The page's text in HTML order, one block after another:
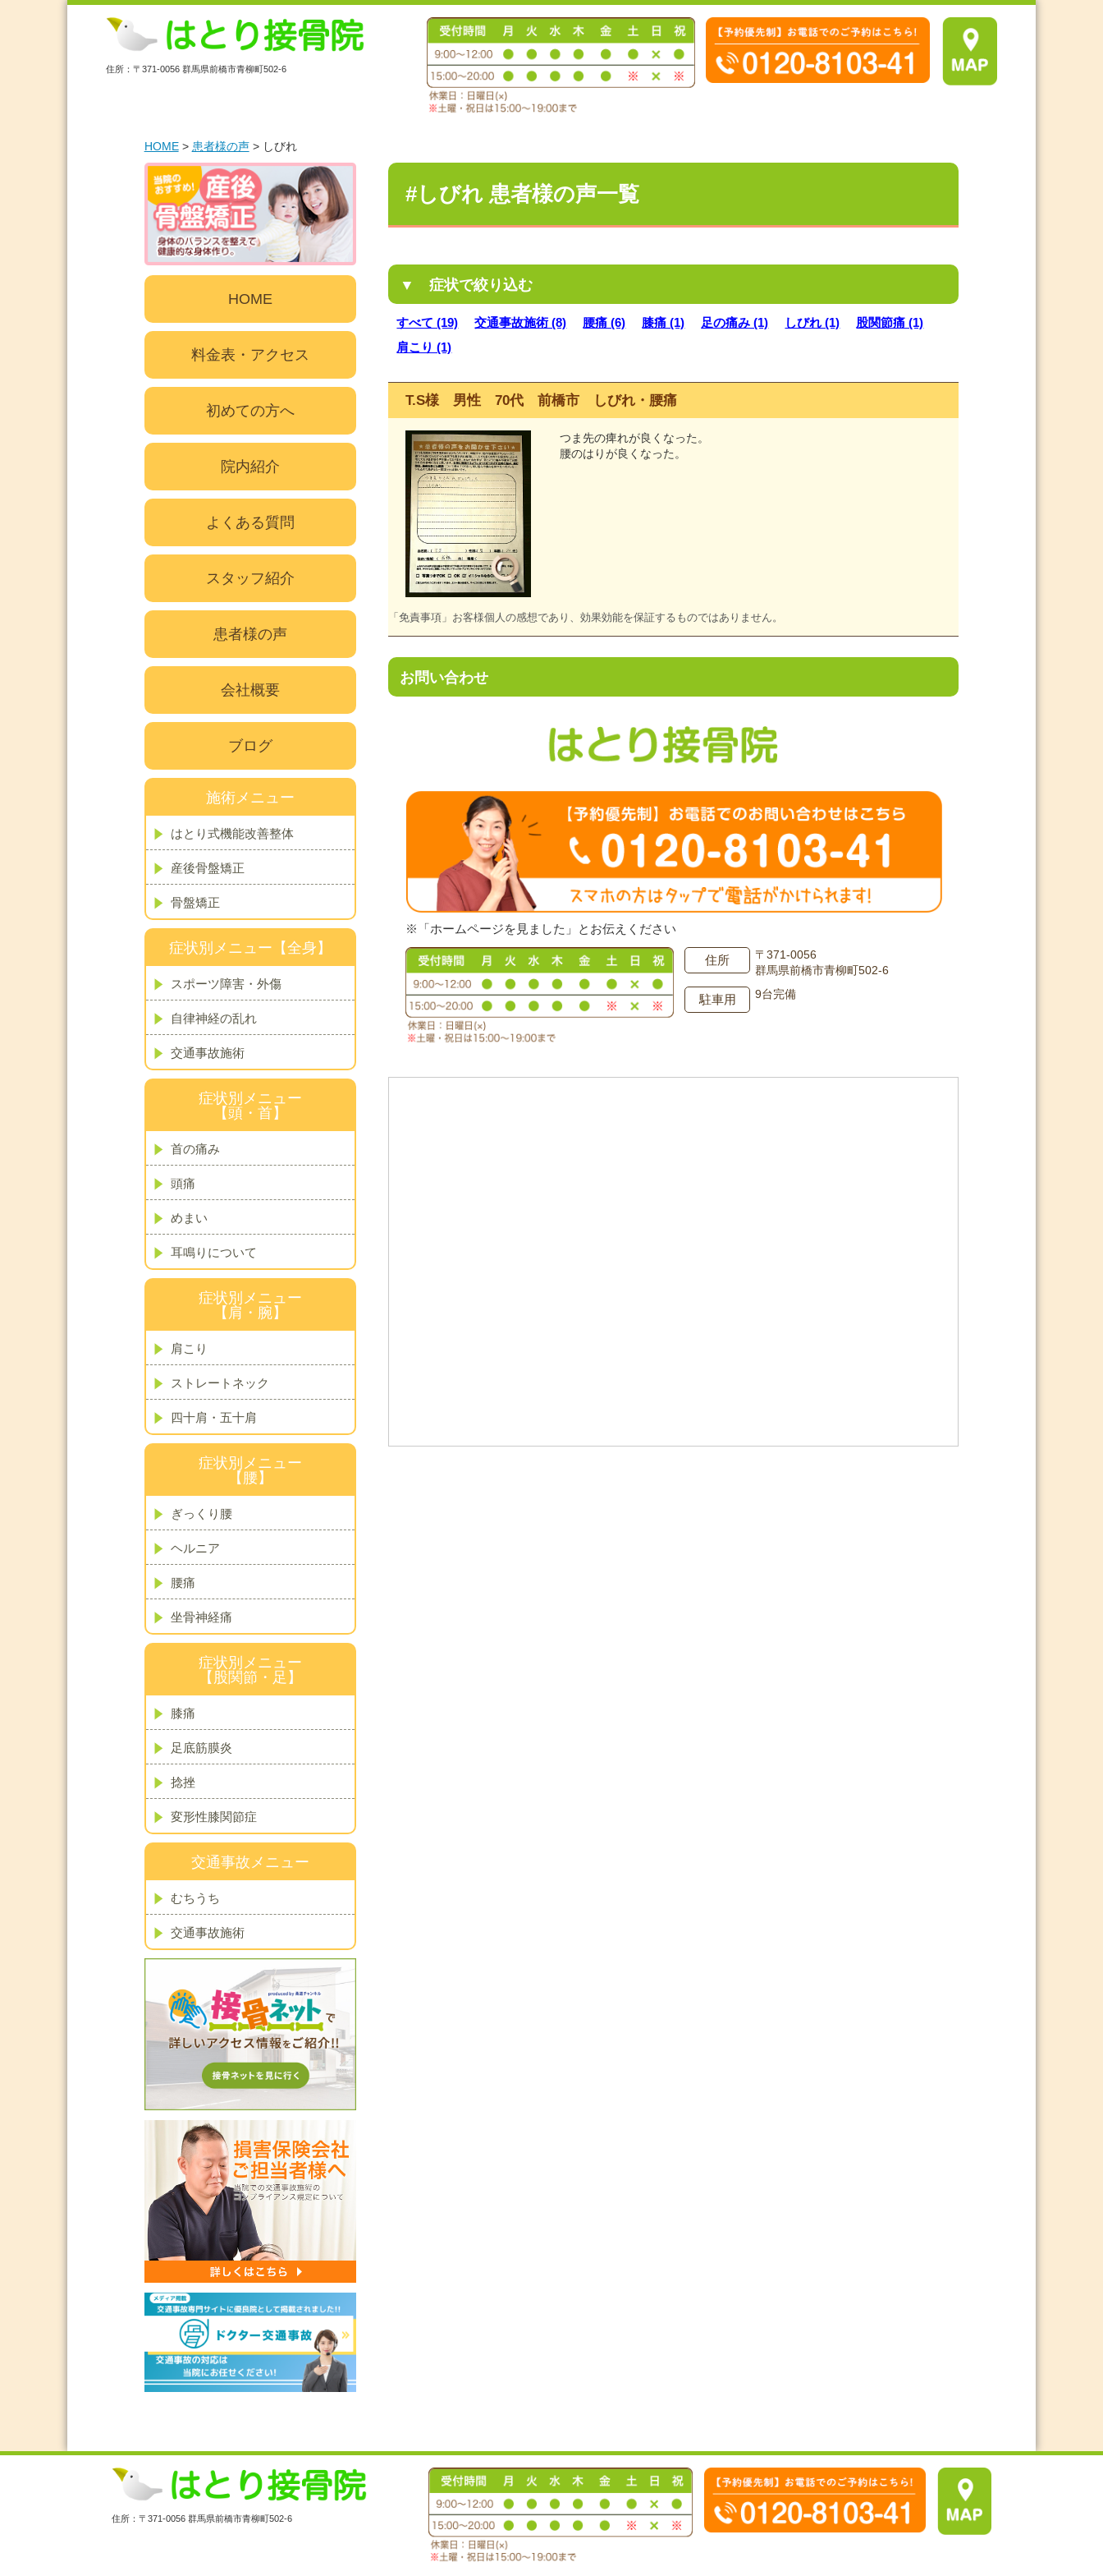
住所：〒371-0056 群馬県前橋市青柳町502-6
HOME> 患者様の声> しびれ
#しびれ 患者様の声一覧
▼ 症状で絞り込む
すべて (19) 交通事故施術 (8) 腰痛 (6) 膝痛 (1) 足の痛み (1) しびれ (1)
股関節痛 (1)
肩こり (1)
T.S様 男性 70代 前橋市 しびれ・腰痛
つま先の痺れが良くなった。
腰のはりが良くなった。
「免責事項」お客様個人の感想であり、効果効能を保証するものではありません。
お問い合わせ
※「ホームページを見ました」とお伝えください
住所
〒371-0056
群馬県前橋市青柳町502-6
駐車用 9台完備
HOME
料金表・アクセス
初めての方へ
院内紹介
よくある質問
スタッフ紹介
患者様の声
会社概要
ブログ
施術メニュー
はとり式機能改善整体
産後骨盤矯正
骨盤矯正
症状別メニュー【全身】
スポーツ障害・外傷
自律神経の乱れ
交通事故施術
症状別メニュー
【頭・首】
首の痛み
頭痛
めまい
耳鳴りについて
症状別メニュー
【肩・腕】
肩こり
ストレートネック
四十肩・五十肩
症状別メニュー
【腰】
ぎっくり腰
ヘルニア
腰痛
坐骨神経痛
症状別メニュー
【股関節・足】
膝痛
足底筋膜炎
捻挫
変形性膝関節症
交通事故メニュー
むちうち
交通事故施術
住所：〒371-0056 群馬県前橋市青柳町502-6